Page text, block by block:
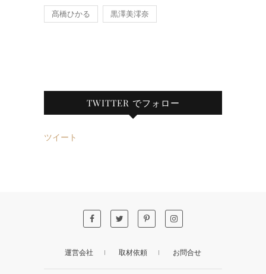
髙橋ひかる 黒澤美澪奈
TWITTER でフォロー
ツイート
運営会社 取材依頼 お問合せ